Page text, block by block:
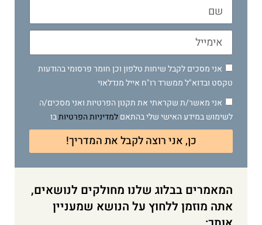
אני מסכים לקבל שיחות טלפון וכן חומר פרסומי בהודעות
טקסט ובדוא"ל ממשרד רו"ח אייל מנדלאוי
אני מאשר/ת שקראתי את תקנון הפרטיות ואני מסכים/ה
לשימוש במידע האישי שלי בהתאםלמדיניות הפרטיותבו
כן, אני רוצה לקבל את המדריך!
המאמרים בבלוג שלנו מחולקים לנושאים,
אתה מוזמן ללחוץ על הנושא שמעניין